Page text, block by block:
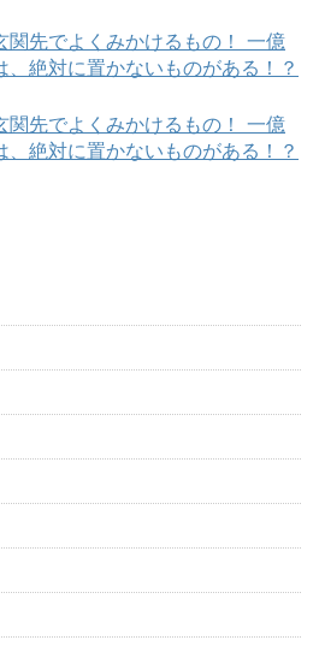
関先でよくみかけるもの！ 一億
絶対に置かないものがある！？
関先でよくみかけるもの！ 一億
絶対に置かないものがある！？